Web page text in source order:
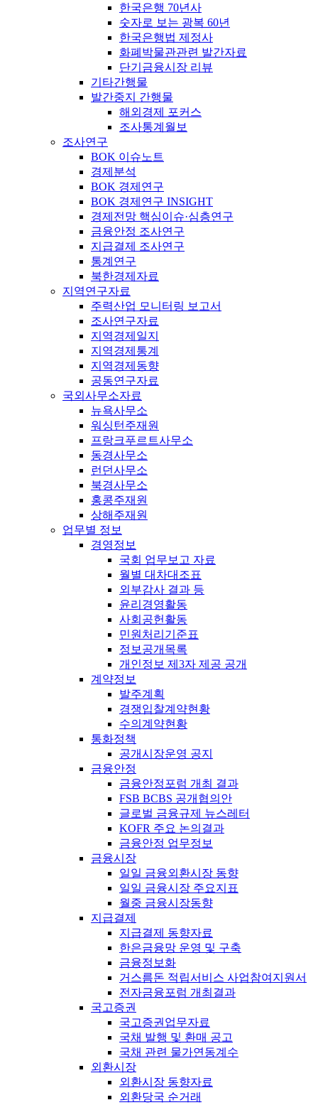
한국은행 70년사
숫자로 보는 광복 60년
한국은행법 제정사
화폐박물관관련 발간자료
단기금융시장 리뷰
기타간행물
발간중지 간행물
해외경제 포커스
조사통계월보
조사연구
BOK 이슈노트
경제분석
BOK 경제연구
BOK 경제연구 INSIGHT
경제전망 핵심이슈·심층연구
금융안정 조사연구
지급결제 조사연구
통계연구
북한경제자료
지역연구자료
주력산업 모니터링 보고서
조사연구자료
지역경제일지
지역경제통계
지역경제동향
공동연구자료
국외사무소자료
뉴욕사무소
워싱턴주재원
프랑크푸르트사무소
동경사무소
런던사무소
북경사무소
홍콩주재원
상해주재원
업무별 정보
경영정보
국회 업무보고 자료
월별 대차대조표
외부감사 결과 등
윤리경영활동
사회공헌활동
민원처리기준표
정보공개목록
개인정보 제3자 제공 공개
계약정보
발주계획
경쟁입찰계약현황
수의계약현황
통화정책
공개시장운영 공지
금융안정
금융안정포럼 개최 결과
FSB BCBS 공개협의안
글로벌 금융규제 뉴스레터
KOFR 주요 논의결과
금융안정 업무정보
금융시장
일일 금융외환시장 동향
일일 금융시장 주요지표
월중 금융시장동향
지급결제
지급결제 동향자료
한은금융망 운영 및 구축
금융정보화
거스름돈 적립서비스 사업참여지원서
전자금융포럼 개최결과
국고증권
국고증권업무자료
국채 발행 및 환매 공고
국채 관련 물가연동계수
외환시장
외환시장 동향자료
외환당국 순거래